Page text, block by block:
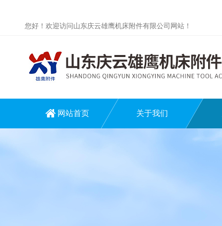
您好！欢迎访问山东庆云雄鹰机床附件有限公司网站！
网站首页 关于我们